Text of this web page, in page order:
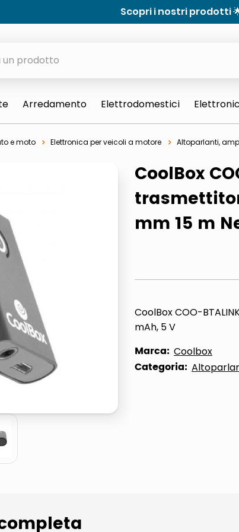
Scopri i nostri prodotti
pavimenti
oxford
occhiali sole 0703 thin rotondo sun
raccolta differenziata
capelli spazzola
Arredamento Elettrodomestici
e moto Elettronica per veicoli a motore Altoparlanti,
CoolBox
mm 15 m
CoolBox COO-
mAh, 5 V
Marca: Coolbox
Categoria: